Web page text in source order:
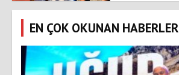
EN ÇOK OKUNAN HABERLER